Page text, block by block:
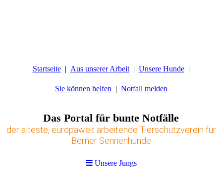
Startseite Aus unserer Arbeit Unsere Hunde
Sie können helfen Notfall melden
Das Portal für bunte Notfälle
der älteste, europaweit arbeitende Tierschutzverein für
Berner Sennenhunde
Unsere Jungs